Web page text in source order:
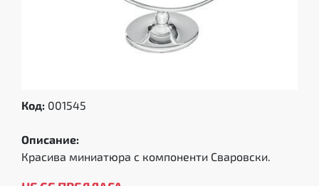
Код: 001545
Описание:
Красива миниатюра с компоненти Сваровски.